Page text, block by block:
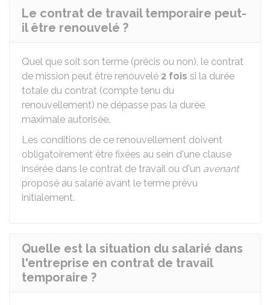
Le contrat de travail temporaire peut-
il être renouvelé ?
Quel que soit son terme (précis ou non), le contrat
de mission peut être renouvelé 2 fois si la durée
totale du contrat (compte tenu du
renouvellement) ne dépasse pas la durée
maximale autorisée.
Les conditions de ce renouvellement doivent
obligatoirement être fixées au sein d'une clause
insérée dans le contrat de travail ou d'un avenant
proposé au salarié avant le terme prévu
initialement.
Quelle est la situation du salarié dans
l'entreprise en contrat de travail
temporaire ?